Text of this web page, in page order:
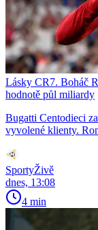
Lásky CR7. Boháč
hodnotě půl miliardy
Bugatti Centodieci
vyvolené klienty.
SportyŽivě
dnes, 13:08
4 min